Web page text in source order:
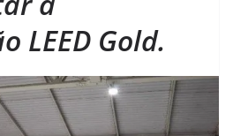
LEED Gold.